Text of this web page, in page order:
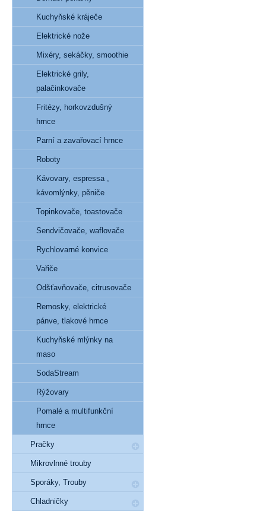
Kuchyňské kráječe
Elektrické nože
Mixéry, sekáčky, smoothie
Elektrické grily,
palačinkovače
Fritézy, horkovzdušný
hrnce
Parní a zavařovací hrnce
Roboty
Kávovary, espressa ,
kávomlýnky, pěniče
Topinkovače, toastovače
Sendvičovače, waflovače
Rychlovarné konvice
Vařiče
Odšťavňovače, citrusovače
Remosky, elektrické
pánve, tlakové hrnce
Kuchyňské mlýnky na
maso
SodaStream
Rýžovary
Pomalé a multifunkční
hrnce
Pračky
Mikrovlnné trouby
Sporáky, Trouby
Chladničky